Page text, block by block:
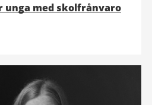
unga med skolfrånvaro